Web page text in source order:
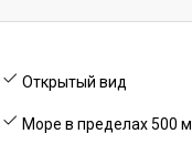
Открытый вид
Море в пределах 500 м